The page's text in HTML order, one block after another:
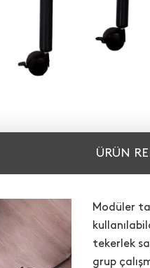
ÜRÜN
Modüler
tekerlek
grup